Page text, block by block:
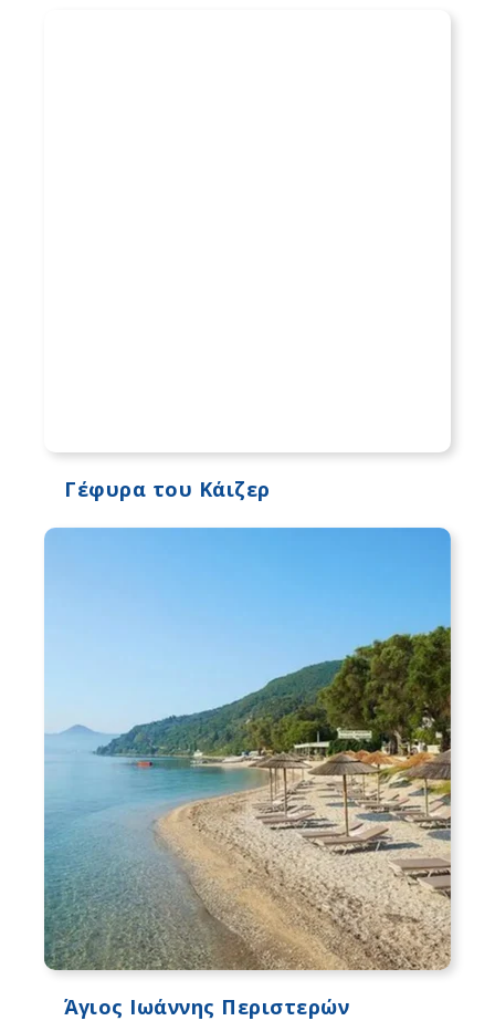
Γέφυρα του Κάιζερ
Άγιος Ιωάννης Περιστερών